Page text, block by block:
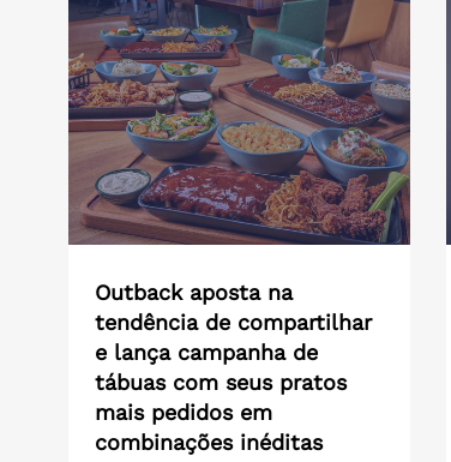
Outback aposta na
tendência de compartilhar
e lança campanha de
tábuas com seus pratos
mais pedidos em
combinações inéditas